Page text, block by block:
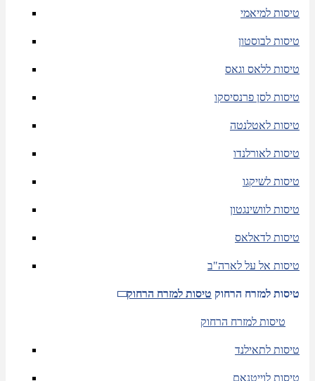
טיסות למיאמי
טיסות לבוסטון
טיסות ללאס וגאס
טיסות לסן פרנסיסקו
טיסות לאטלנטה
טיסות לאורלנדו
טיסות לשיקגו
טיסות לוושינגטון
טיסות לדאלאס
טיסות אל על לארה"ב
טיסות למזרח הרחוק טיסות למזרח הרחוק
טיסות למזרח הרחוק
טיסות לתאילנד
טיסות לוייטנאם